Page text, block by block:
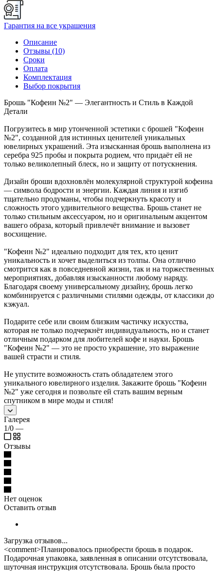
Гарантия на все украшения
Описание
Отзывы (10)
Сроки
Оплата
Комплектация
Выбор покрытия
Брошь "Кофеин №2" — Элегантность и Стиль в Каждой
Детали
Погрузитесь в мир утонченной эстетики с брошей "Кофеин
№2", созданной для истинных ценителей уникальных
ювелирных украшений. Эта изысканная брошь выполнена из
серебра 925 пробы и покрыта родием, что придаёт ей не
только великолепный блеск, но и защиту от потускнения.
Дизайн броши вдохновлён молекулярной структурой кофеина
— символа бодрости и энергии. Каждая линия и изгиб
тщательно продуманы, чтобы подчеркнуть красоту и
сложность этого удивительного вещества. Брошь станет не
только стильным аксессуаром, но и оригинальным акцентом
вашего образа, который привлечёт внимание и вызовет
восхищение.
"Кофеин №2" идеально подходит для тех, кто ценит
уникальность и хочет выделиться из толпы. Она отлично
смотрится как в повседневной жизни, так и на торжественных
мероприятиях, добавляя изысканности любому наряду.
Благодаря своему универсальному дизайну, брошь легко
комбинируется с различными стилями одежды, от классики до
кэжуал.
Подарите себе или своим близким частичку искусства,
которая не только подчеркнёт индивидуальность, но и станет
отличным подарком для любителей кофе и науки. Брошь
"Кофеин №2" — это не просто украшение, это выражение
вашей страсти и стиля.
Не упустите возможность стать обладателем этого
уникального ювелирного изделия. Закажите брошь "Кофеин
№2" уже сегодня и позвольте ей стать вашим верным
спутником в мире моды и стиля!
Галерея
1/0 —
Отзывы
Нет оценок
Оставить отзыв
Загрузка отзывов...
<comment>Планировалось приобрести брошь в подарок.
Подарочная упаковка, заявленная в описании отсутствовала,
шуточная инструкция отсутствовала. Брошь была просто